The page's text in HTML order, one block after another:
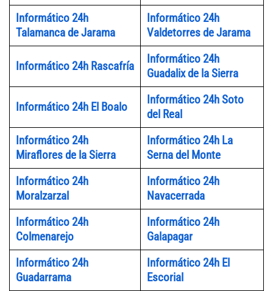
Informático 24h
Talamanca de Jarama
Informático 24h
Valdetorres de Jarama
Informático 24h Rascafría
Informático 24h
Guadalix de la Sierra
Informático 24h El Boalo
Informático 24h Soto
del Real
Informático 24h
Miraflores de la Sierra
Informático 24h La
Serna del Monte
Informático 24h
Moralzarzal
Informático 24h
Navacerrada
Informático 24h
Colmenarejo
Informático 24h
Galapagar
Informático 24h
Guadarrama
Informático 24h El
Escorial